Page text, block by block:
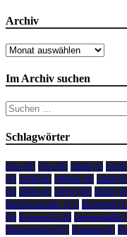
Archiv
Archiv
Im Archiv suchen
Suchen
nach:
Schlagwörter
60er(8) 70er(6) 1809 (4) 1910
(5) 1956 (6) 1960er(6) 1969
(5) 2005 (4) 2019 (59) 2020
Bahnhofstraße (15) Burgdorf
(5) Feuerwehr(6) Gartenstraße
Marktstraße (37) Postamt (6)